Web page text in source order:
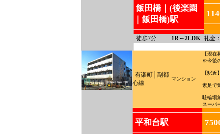
飯田橋｜(後楽園
｜飯田橋)駅
徒歩7分 1R～2LDK 礼金
有楽町│副都
心線
マンション
【現
※今後
【駅近
素足で
駐輪場
スーパ
平和台駅